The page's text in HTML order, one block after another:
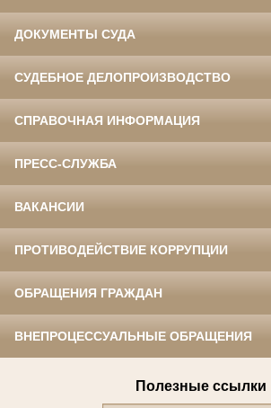
ДОКУМЕНТЫ СУДА
СУДЕБНОЕ ДЕЛОПРОИЗВОДСТВО
СПРАВОЧНАЯ ИНФОРМАЦИЯ
ПРЕСС-СЛУЖБА
ВАКАНСИИ
ПРОТИВОДЕЙСТВИЕ КОРРУПЦИИ
ОБРАЩЕНИЯ ГРАЖДАН
ВНЕПРОЦЕССУАЛЬНЫЕ ОБРАЩЕНИЯ
Полезные ссылки